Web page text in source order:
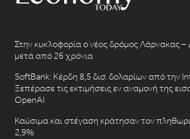
Στην κυκλοφορία ο νέος δρόμος Λάρνακας –
μετά από 26 χρόνια
SoftBank: Κέρδη 8,5 δισ. δολαρίων από την
Ξεπέρασε τις εκτιμήσεις εν αναμονή της
OpenAI
Καύσιμα και στέγαση κράτησαν τον
2,9%